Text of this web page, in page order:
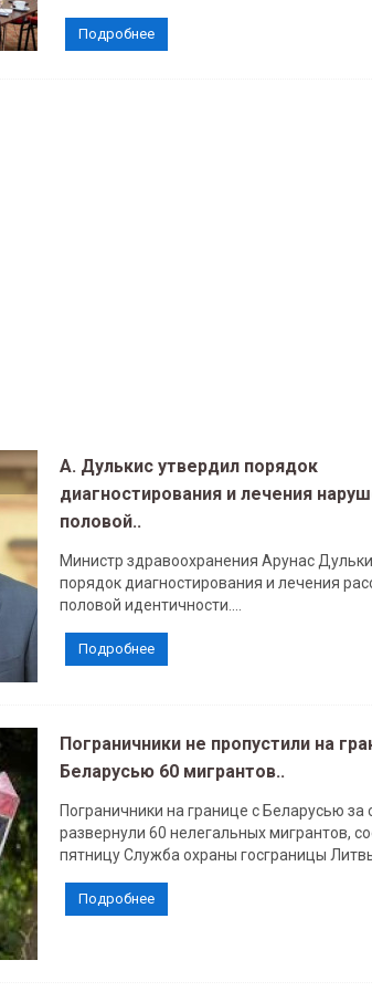
Подробнее
А. Дулькис утвердил порядок
диагностирования и лечения
половой..
Министр здравоохранения Арунас
порядок диагностирования и лечения
половой идентичности....
Подробнее
Пограничники не пропустили на
Беларусью 60 мигрантов..
Пограничники на границе с Беларусью за
развернули 60 нелегальных мигрантов,
пятницу Служба охраны госграницы
Подробнее